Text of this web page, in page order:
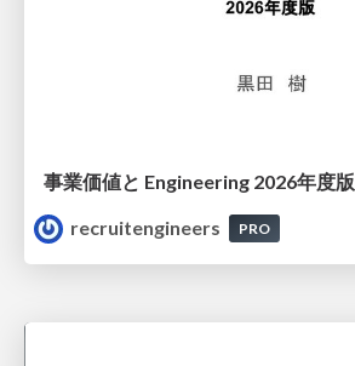
事業価値と Engineering 2026年度版
recruitengineers
PRO